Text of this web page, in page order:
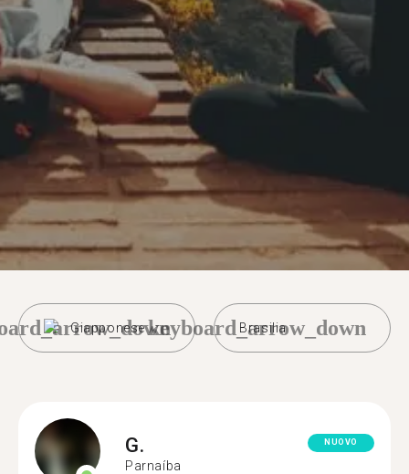
Giapponese Brasilia
keyboard_arrow_down
G.
Parnaíba
NUOVO